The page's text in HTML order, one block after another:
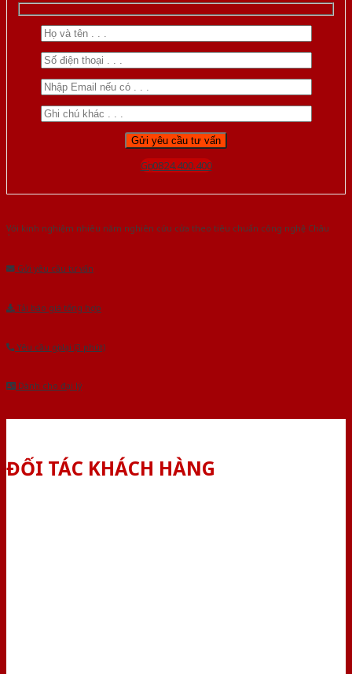
Gọi 0824.400.400
Với kinh nghiệm nhiêu năm nghiên cứu cửa theo tiêu chuẩn công nghệ Châu
Âu.Chúng tôi tự tin là nhà sản xuất & cung cấp hàng đầu tại Việt Nam!
Gửi yêu cầu tư vấn
Tải báo giá tổng hợp
Yêu cầu gọi lại (3 phút)
Dành cho đại lý
ĐỐI TÁC KHÁCH HÀNG